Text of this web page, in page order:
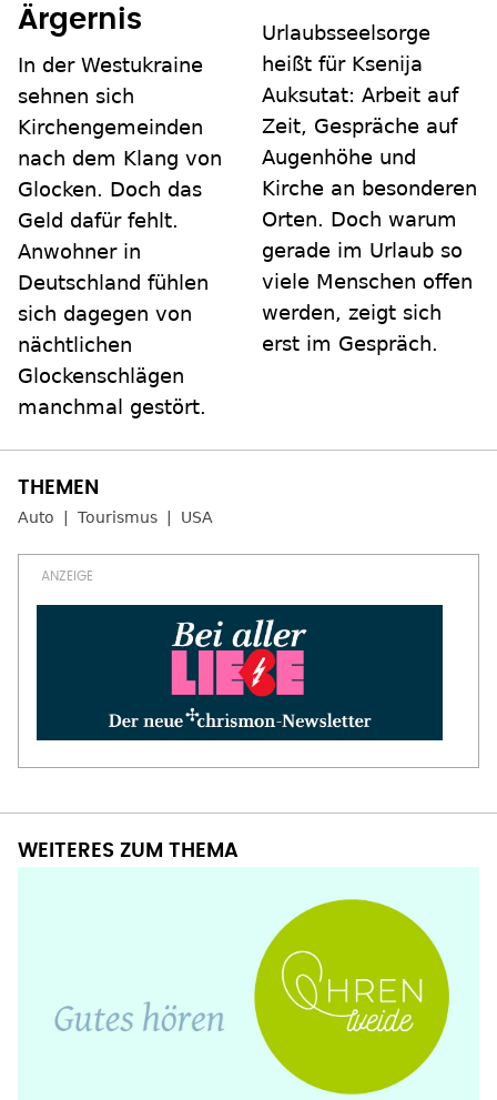
Ärgernis
In der Westukraine
sehnen sich
Kirchengemeinden
nach dem Klang von
Glocken. Doch das
Geld dafür fehlt.
Anwohner in
Deutschland fühlen
sich dagegen von
nächtlichen
Glockenschlägen
manchmal gestört.
Urlaubsseelsorge
heißt für Ksenija
Auksutat: Arbeit auf
Zeit, Gespräche auf
Augenhöhe und
Kirche an besonderen
Orten. Doch warum
gerade im Urlaub so
viele Menschen offen
werden, zeigt sich
erst im Gespräch.
Auto Tourismus USA
WEITERES ZUM THEMA